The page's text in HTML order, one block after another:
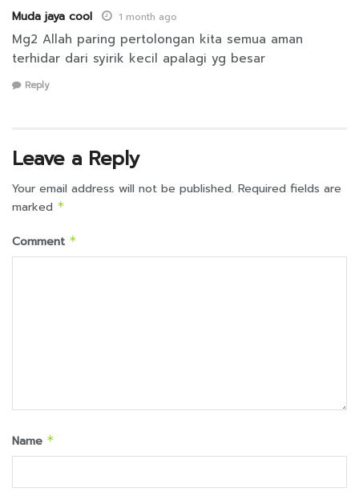
Muda jaya cool 1 month ago
Mg2 Allah paring pertolongan kita semua aman
terhidar dari syirik kecil apalagi yg besar
Reply
Leave a Reply
Your email address will not be published. Required fields are
marked *
Comment *
Name *